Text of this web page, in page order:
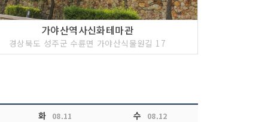
가야산역사신화테마관
경상북도 성주군 수륜면 가야산식물원길 17
화 08.11 수 08.12